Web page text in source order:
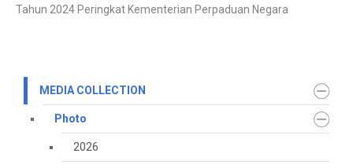
Tahun 2024 Peringkat Kementerian Perpaduan Negara
MEDIA COLLECTION
Photo
2026